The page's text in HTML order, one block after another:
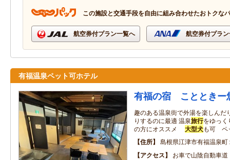
この施設と交通手段を自由に組み合わせたおトクな
航空券付プラン一覧へ 航空券付プラ
有福温泉ペット可ホテル
有福の宿 ことときー
趣のある温泉街で外湯を楽しん
りするのに最適 温泉旅行をゆっく
の方にオススメ 大型犬も可 ペ
住所
島根県江津市有福温泉
アクセス
お車で山陰自動車